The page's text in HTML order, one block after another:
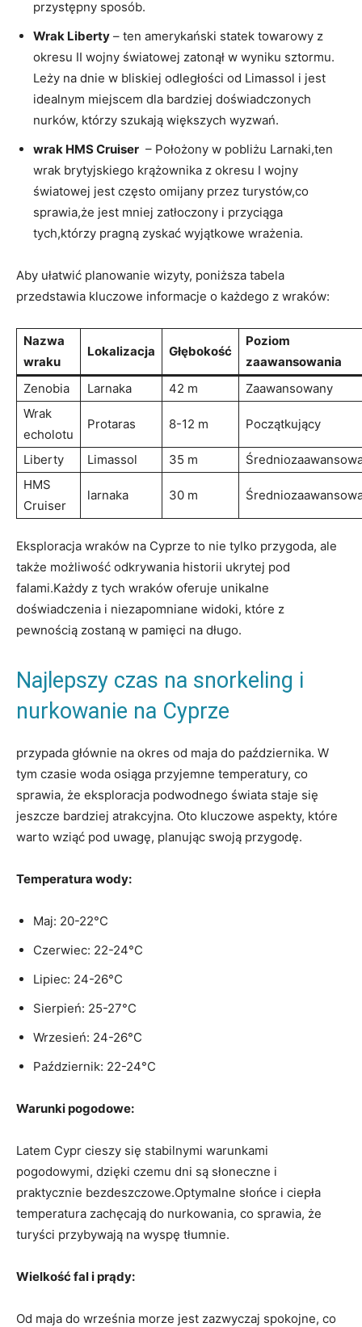
przystępny sposób.
Wrak Liberty – ten amerykański statek towarowy z
okresu II ​wojny światowej zatonął w wyniku sztormu.
Leży na dnie ​w bliskiej​ odległości od Limassol i jest
idealnym ‌miejscem dla ⁢bardziej doświadczonych
nurków, którzy szukają większych wyzwań.
wrak ‍HMS⁢ Cruiser ⁣ – Położony w ‌pobliżu​ Larnaki,ten
wrak brytyjskiego krążownika z okresu ‌I ⁤wojny
światowej jest często omijany przez ‌turystów,co
sprawia,że jest mniej zatłoczony i⁤ przyciąga
tych,którzy⁣ pragną⁢ zyskać ⁤wyjątkowe ‍wrażenia.
Aby ułatwić planowanie wizyty, ⁢poniższa tabela
przedstawia kluczowe ⁢informacje ⁤o każdego z wraków:
Nazwa
wraku
Lokalizacja Głębokość
Poziom
zaawansowania
Zenobia
Larnaka 42 ⁤m
Zaawansowany
Wrak
echolotu
Protaras 8-12 m Początkujący
Liberty Limassol 35 m
HMS⁤
Cruiser
larnaka 30 m
Eksploracja wraków⁤ na Cyprze to nie tylko przygoda, ale
także możliwość odkrywania historii⁣ ukrytej pod
falami.Każdy ⁣z tych ⁣wraków oferuje‍ unikalne
doświadczenia⁤ i niezapomniane widoki, które ‍z
pewnością zostaną w pamięci na ⁢długo.
Najlepszy ⁣czas ⁣na snorkeling‍ i ​
nurkowanie na ‌Cyprze
przypada ‌głównie‍ na okres od⁢ maja⁤ do‌ października. W
⁤tym‍ czasie woda⁣ osiąga przyjemne temperatury, co
sprawia, że‍ eksploracja podwodnego⁢ świata ⁤staje się
jeszcze⁢ bardziej atrakcyjna. Oto kluczowe aspekty, które
warto‍ wziąć pod uwagę, planując swoją przygodę.
Temperatura wody:
Maj: 20-22°C
Czerwiec: 22-24°C
Lipiec: 24-26°C
Sierpień: ⁣25-27°C
Wrzesień: 24-26°C
Październik: 22-24°C
Warunki ⁢pogodowe:
Latem Cypr cieszy się stabilnymi warunkami
pogodowymi, dzięki czemu dni są słoneczne i
praktycznie bezdeszczowe.Optymalne słońce i ciepła
temperatura​ zachęcają⁢ do nurkowania, ⁢co sprawia, że
turyści przybywają na wyspę⁤ tłumnie.
Wielkość fal i prądy:
Od maja do września morze jest zazwyczaj spokojne, co